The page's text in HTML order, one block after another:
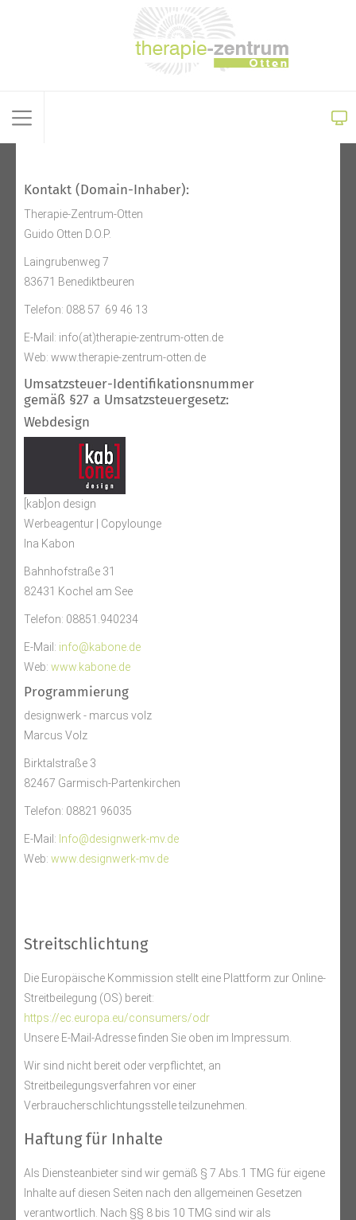
Kontakt (Domain-Inhaber):
Therapie-Zentrum-Otten
Guido Otten D.O.P.
Laingrubenweg 7
83671 Benediktbeuren
Telefon: 088 57 69 46 13
E-Mail: info(at)therapie-zentrum-otten.de
Web: www.therapie-zentrum-otten.de
Umsatzsteuer-Identifikationsnummer
gemäß §27 a Umsatzsteuergesetz:
Webdesign
[kab]on design
Werbeagentur | Copylounge
Ina Kabon
Bahnhofstraße 31
82431 Kochel am See
Telefon: 08851.940234
E-Mail: info@kabone.de
Web: www.kabone.de
Programmierung
designwerk - marcus volz
Marcus Volz
Birktalstraße 3
82467 Garmisch-Partenkirchen
Telefon: 08821 96035
E-Mail: Info@designwerk-mv.de
Web: www.designwerk-mv.de
Streitschlichtung
Die Europäische Kommission stellt eine Plattform zur Online-
Streitbeilegung (OS) bereit:
https://ec.europa.eu/consumers/odr
Unsere E-Mail-Adresse finden Sie oben im Impressum.
Wir sind nicht bereit oder verpflichtet, an
Streitbeilegungsverfahren vor einer
Verbraucherschlichtungsstelle teilzunehmen.
Haftung für Inhalte
Als Diensteanbieter sind wir gemäß § 7 Abs.1 TMG für eigene
Inhalte auf diesen Seiten nach den allgemeinen Gesetzen
verantwortlich. Nach §§ 8 bis 10 TMG sind wir als